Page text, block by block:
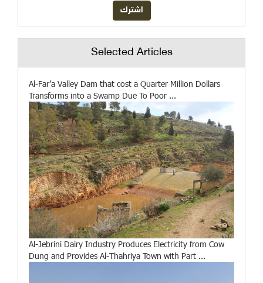
Selected Articles
Al-Far’a Valley Dam that cost a Quarter Million Dollars
Transforms into a Swamp Due To Poor ...
Al-Jebrini Dairy Industry Produces Electricity from Cow
Dung and Provides Al-Thahriya Town with Part ...